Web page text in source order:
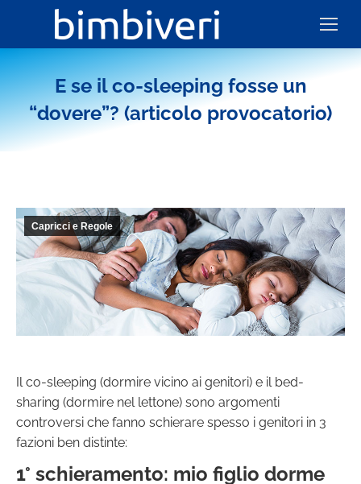
E se il co-sleeping fosse un
“dovere”? (articolo provocatorio)
Capricci e Regole
Il co-sleeping (dormire vicino ai genitori) e il bed-
sharing (dormire nel lettone) sono argomenti
controversi che fanno schierare spesso i genitori in 3
fazioni ben distinte:
1° schieramento: mio figlio dorme